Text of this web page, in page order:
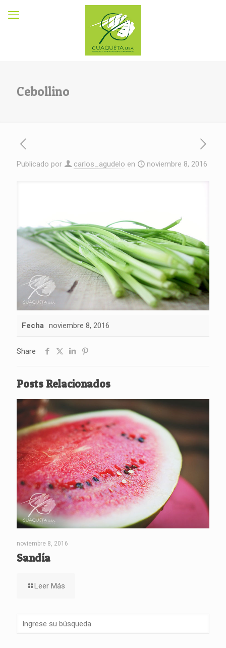
Cebollino
Publicado por carlos_agudelo en noviembre 8, 2016
Fecha noviembre 8, 2016
Share
Posts Relacionados
noviembre 8, 2016
Sandía
Leer Más